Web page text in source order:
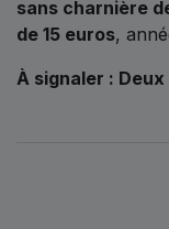
sans charnière
de 15 euros,
À signaler :